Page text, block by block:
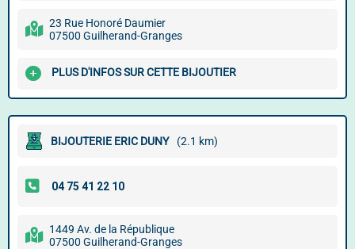
23 Rue Honoré Daumier
07500 Guilherand-Granges
PLUS D'INFOS SUR CETTE BIJOUTIER
BIJOUTERIE ERIC DUNY (2.1 km)
1449 Av. de la République
07500 Guilherand-Granges